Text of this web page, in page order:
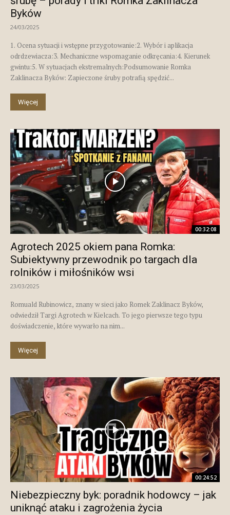
Byków
24/03/2025
1. Ocena sytuacji i wstępne przygotowanie:2. Wybór i aplikacja
odrdzewiacza:3. Mechaniczne wspomaganie odkręcania:4. Kierunek
gwintu:5. W sytuacjach ekstremalnych:Podsumowanie Romka
Zaklinacza Byków: Zapieczone śruby potrafią spędzić...
Więcej
00:32:08
Agrotech 2025 okiem pana Romka:
Subiektywny przewodnik po targach dla
rolników i miłośników wsi
23/03/2025
Romuald Rubinowicz, znany w sieci jako Romek Zaklinacz Byków,
odwiedził Targi Agrotech w Kielcach. To jego pierwsze tego typu
doświadczenie, które wywarło na nim...
Więcej
00:24:52
Niebezpieczny byk: poradnik hodowcy – jak
uniknąć ataku i zagrożenia życia